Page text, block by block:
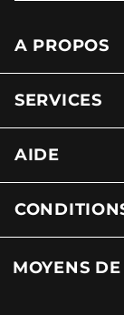
A PROPOS
SERVICES
AIDE
MOYENS